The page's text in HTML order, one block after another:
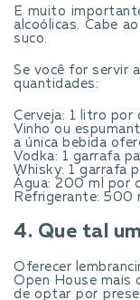
E muito
alcoólicas. Cabe
suco.
Se você for servir
quantidades:
Cerveja: 1 litro por
Vinho ou
a única bebida
Vodka: 1 garrafa
Whisky: 1 garrafa
Água: 200 ml por
Refrigerante: 500
4. Que tal
Oferecer
Open House mais
de optar por